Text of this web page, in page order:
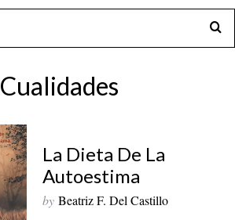
Cualidades
La Dieta De La
Autoestima
by Beatriz F. Del Castillo